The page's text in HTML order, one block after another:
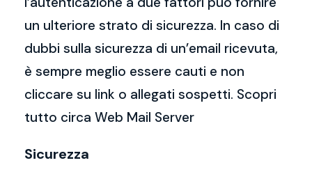
un ulteriore strato di sicurezza. In caso di
dubbi sulla sicurezza di un’email ricevuta,
è sempre meglio essere cauti e non
cliccare su link o allegati sospetti. Scopri
tutto circa Web Mail Server
Sicurezza